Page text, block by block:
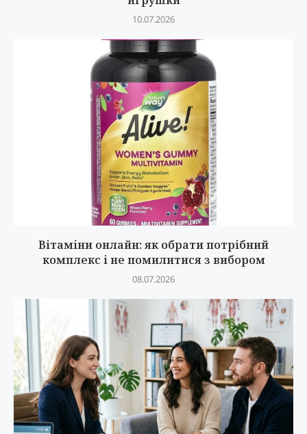
10.07.2026
Вітаміни онлайн: як обрати потрібний
комплекс і не помилитися з вибором
08.07.2026